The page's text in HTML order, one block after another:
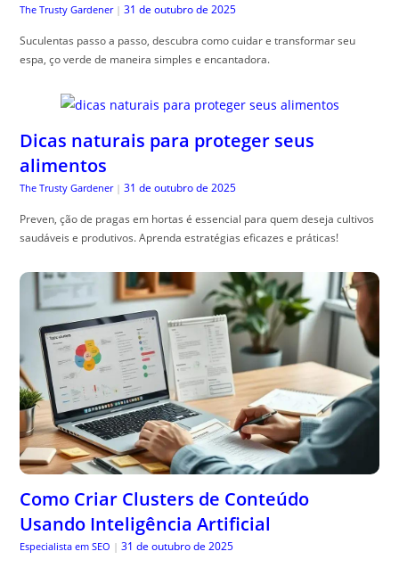
The Trusty Gardener | 31 de outubro de 2025
Suculentas passo a passo, descubra como cuidar e transformar seu
espa, ço verde de maneira simples e encantadora.
Dicas naturais para proteger seus
alimentos
The Trusty Gardener | 31 de outubro de 2025
Preven, ção de pragas em hortas é essencial para quem deseja cultivos
saudáveis e produtivos. Aprenda estratégias eficazes e práticas!
Como Criar Clusters de Conteúdo
Usando Inteligência Artificial
Especialista em SEO | 31 de outubro de 2025